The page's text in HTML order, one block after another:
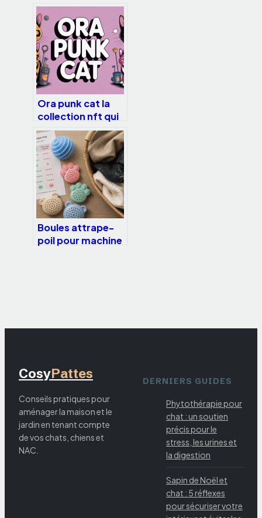
complet pour bien
choisir et s’en
occuper
Ora punk cat la
collection nft qui
mélange art,
gaming et culture
crypto
Boules attrape-
poil pour machine
CosyPattes
Conseils pratiques pour
aménager la maison et le
jardin en tenant compte
de vos chats, chiens et
NAC.
DERNIERS GUIDES
Phytothérapie pour
chat : un soutien
précis pour le
stress, les urines et
la digestion
Sapin de Noël et
chat : 5 réflexes
pour sécuriser votre